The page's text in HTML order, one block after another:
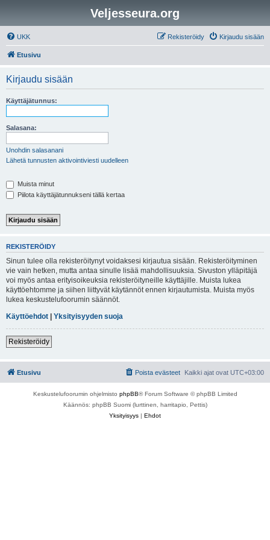
Veljesseura.org
UKK Kirjaudu sisään
Rekisteröidy
Etusivu
Kirjaudu sisään
Käyttäjätunnus:
Salasana:
Unohdin salasanani
Lähetä tunnusten aktivointiviesti uudelleen
Muista minut
Piilota käyttäjätunnukseni tällä kertaa
REKISTERÖIDY
Sinun tulee olla rekisteröitynyt voidaksesi kirjautua sisään. Rekisteröityminen
vie vain hetken, mutta antaa sinulle lisää mahdollisuuksia. Sivuston ylläpitäjä
voi myös antaa erityisoikeuksia rekisteröityneille käyttäjille. Muista lukea
käyttöehtomme ja siihen liittyvät käytännöt ennen kirjautumista. Muista myös
lukea keskustelufoorumin säännöt.
Käyttöehdot | Yksityisyyden suoja
Rekisteröidy
Etusivu Kaikki ajat ovat UTC+03:00
Poista evästeet
Keskustelufoorumin ohjelmisto phpBB® Forum Software © phpBB Limited
Käännös: phpBB Suomi (lurttinen, harritapio, Pettis)
Yksityisyys | Ehdot